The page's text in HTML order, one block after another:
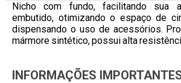
Nicho com fundo, facilitando sua
embutido, otimizando o espaço de
dispensando o uso de acessórios.
mármore sintético, possui alta
INFORMAÇÕES